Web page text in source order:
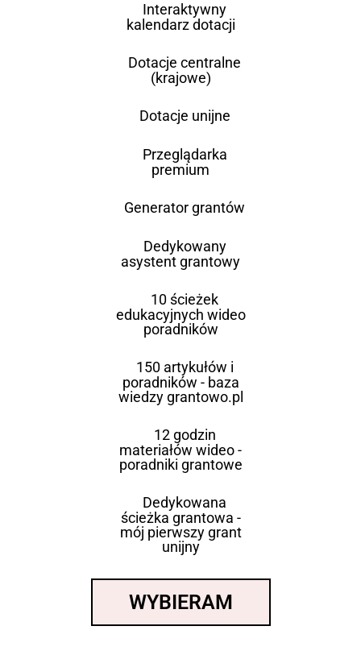
Interaktywny
kalendarz dotacji
Dotacje centralne
(krajowe)
Dotacje unijne
Przeglądarka
premium
Generator grantów
Dedykowany
asystent grantowy
10 ścieżek
edukacyjnych wideo
poradników
150 artykułów i
poradników - baza
wiedzy grantowo.pl
12 godzin
materiałów wideo -
poradniki grantowe
Dedykowana
ścieżka grantowa -
mój pierwszy grant
unijny
WYBIERAM